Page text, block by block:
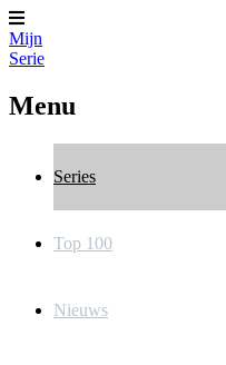
Mijn
Serie
Menu
Series
Top 100
Nieuws